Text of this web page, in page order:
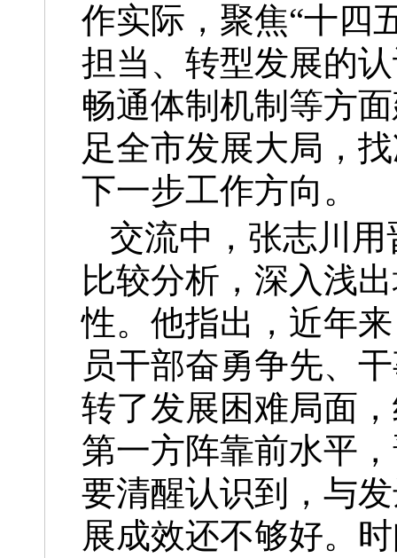
作实际，聚焦“十四
担当、转型发展的
畅通体制机制等方
足全市发展大局，
下一步工作方向。
交流中，张志川
比较分析，深入浅
性。他指出，近年
员干部奋勇争先、
转了发展困难局面
第一方阵靠前水平
要清醒认识到，与
展成效还不够好。